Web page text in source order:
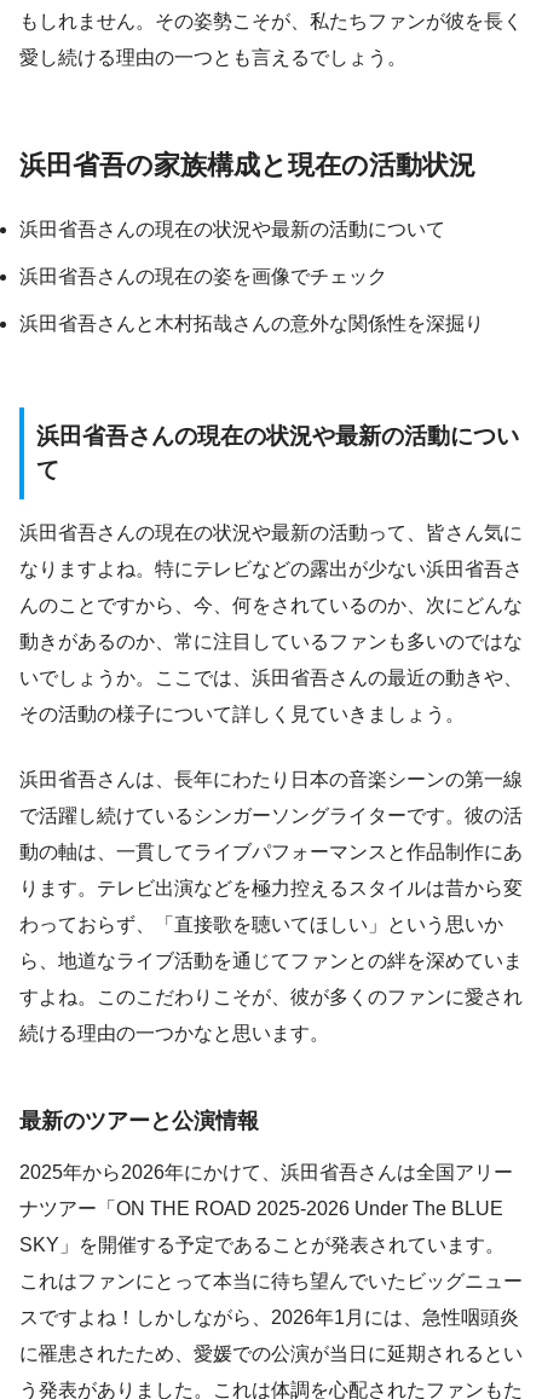
もしれません。その姿勢こそが、私たちファンが彼を長く
愛し続ける理由の一つとも言えるでしょう。
浜田省吾の家族構成と現在の活動状況
浜田省吾さんの現在の状況や最新の活動について
浜田省吾さんの現在の姿を画像でチェック
浜田省吾さんと木村拓哉さんの意外な関係性を深掘り
浜田省吾さんの現在の状況や最新の活動につい
て
浜田省吾さんの現在の状況や最新の活動って、皆さん気に
なりますよね。特にテレビなどの露出が少ない浜田省吾さ
んのことですから、今、何をされているのか、次にどんな
動きがあるのか、常に注目しているファンも多いのではな
いでしょうか。ここでは、浜田省吾さんの最近の動きや、
その活動の様子について詳しく見ていきましょう。
浜田省吾さんは、長年にわたり日本の音楽シーンの第一線
で活躍し続けているシンガーソングライターです。彼の活
動の軸は、一貫してライブパフォーマンスと作品制作にあ
ります。テレビ出演などを極力控えるスタイルは昔から変
わっておらず、「直接歌を聴いてほしい」という思いか
ら、地道なライブ活動を通じてファンとの絆を深めていま
すよね。このこだわりこそが、彼が多くのファンに愛され
続ける理由の一つかなと思います。
最新のツアーと公演情報
2025年から2026年にかけて、浜田省吾さんは全国アリー
ナツアー「ON THE ROAD 2025-2026 Under The BLUE
SKY」を開催する予定であることが発表されています。
これはファンにとって本当に待ち望んでいたビッグニュー
スですよね！しかしながら、2026年1月には、急性咽頭炎
に罹患されたため、愛媛での公演が当日に延期されるとい
う発表がありました。これは体調を心配されたファンもた